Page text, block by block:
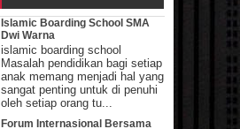
Islamic Boarding School SMA
Dwi Warna
islamic boarding school
Masalah pendidikan bagi setiap
anak memang menjadi hal yang
sangat penting untuk di penuhi
oleh setiap orang tu...
Forum Internasional Bersama